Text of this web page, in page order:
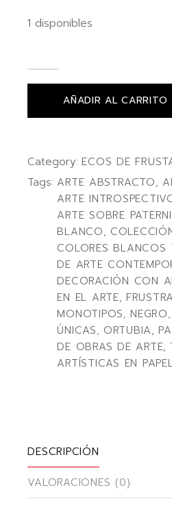
1 disponibles
AÑADIR AL CARRITO
Category: ECOS DE
Tags: ARTE ABSTRACTO,
ARTE
ARTE SOBRE
BLANCO,
COLORES BLANCOS
DE ARTE
DECORACIÓN CON
EN EL ARTE,
MONOTIPOS,NEGRO,
ÚNICAS, ORTUBIA,
DE OBRAS DE ARTE,
ARTÍSTICAS EN
DESCRIPCIÓN
VALORACIONES (0)